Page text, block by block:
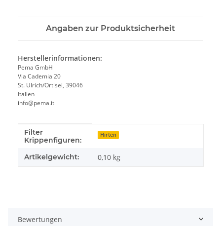
Angaben zur Produktsicherheit
Herstellerinformationen:
Pema GmbH
Via Cademia 20
St. Ulrich/Ortisei, 39046
Italien
info@pema.it
Produkteigenschaft
Wert
Filter
Krippenfiguren:
Hirten
Artikelgewicht: 0,10 kg
Bewertungen